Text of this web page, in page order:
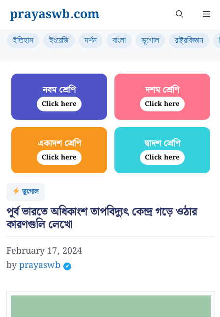
content
prayaswb.com
ইতিহাস ইংরেজি দর্শন বাংলা ভূগোল রাষ্ট্রবিজ্ঞান
নবম শ্রেণি
Click here
দশম শ্রেণি
Click here
একাদশ শ্রেণি
Click here
দ্বাদশ শ্রেণি
Click here
ভূগোল
পূর্ব ভারতে অধিকাংশ তাপবিদ্যুৎ কেন্দ্র গড়ে ওঠার
কারণগুলি লেখো
February 17, 2024
byprayaswb